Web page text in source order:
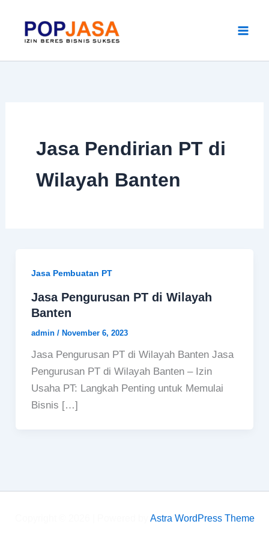
content
Jasa Pendirian PT di
Wilayah Banten
Jasa Pembuatan PT
Jasa Pengurusan PT di Wilayah
Banten
admin / November 6, 2023
Jasa Pengurusan PT di Wilayah Banten Jasa
Pengurusan PT di Wilayah Banten – Izin
Usaha PT: Langkah Penting untuk Memulai
Bisnis […]
Astra WordPress Theme